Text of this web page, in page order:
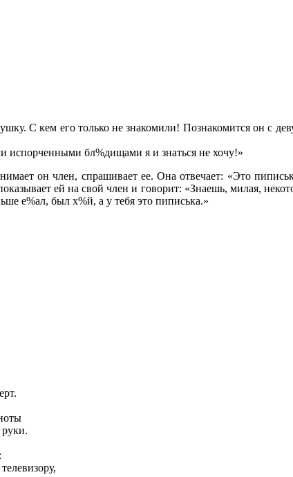
С кем его только не знакомили! Познакомится он с
бл%дищами я и знаться не хочу!»
он член, спрашивает ее. Она отвечает: «Это
ей на свой член и говорит: «Знаешь, милая,
е%ал, был х%й, а у тебя это пиписька.»